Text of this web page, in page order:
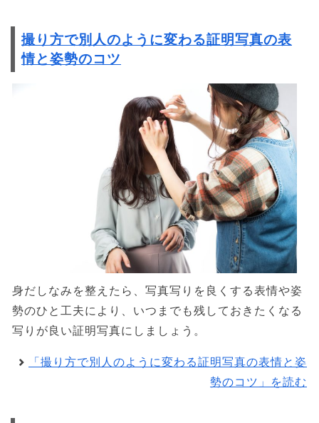
撮り方で別人のように変わる証明写真の表
情と姿勢のコツ
身だしなみを整えたら、写真写りを良くする表情や姿
勢のひと工夫により、いつまでも残しておきたくなる
写りが良い証明写真にしましょう。
「撮り方で別人のように変わる証明写真の表情と姿
勢のコツ」を読む